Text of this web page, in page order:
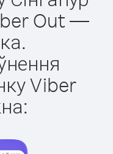
Out —
Viber